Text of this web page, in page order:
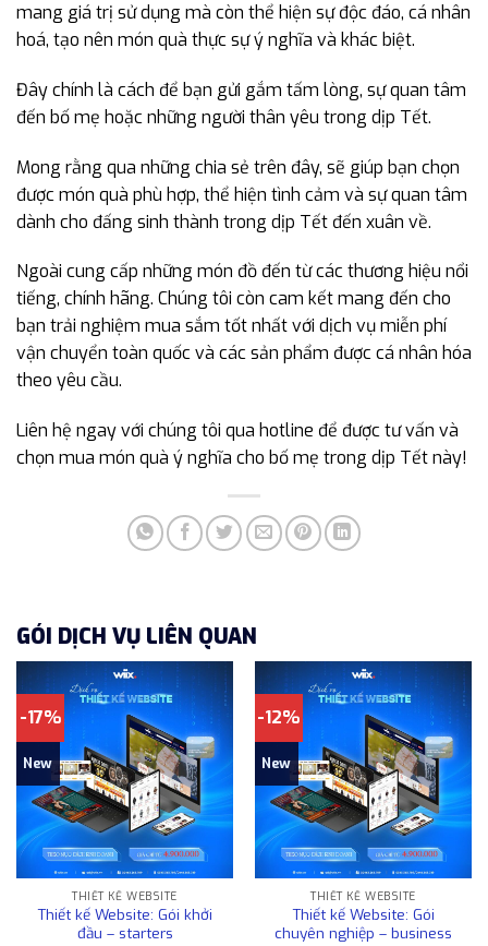
mang giá trị sử dụng mà còn thể hiện sự độc đáo, cá nhân
hoá, tạo nên món quà thực sự ý nghĩa và khác biệt.
Đây chính là cách để bạn gửi gắm tấm lòng, sự quan tâm
đến bố mẹ hoặc những người thân yêu trong dịp Tết.
Mong rằng qua những chia sẻ trên đây, sẽ giúp bạn chọn
được món quà phù hợp, thể hiện tình cảm và sự quan tâm
dành cho đấng sinh thành trong dịp Tết đến xuân về.
Ngoài cung cấp những món đồ đến từ các thương hiệu nổi
tiếng, chính hãng. Chúng tôi còn cam kết mang đến cho
bạn trải nghiệm mua sắm tốt nhất với dịch vụ miễn phí
vận chuyển toàn quốc và các sản phẩm được cá nhân hóa
theo yêu cầu.
Liên hệ ngay với chúng tôi qua hotline để được tư vấn và
chọn mua món quà ý nghĩa cho bố mẹ trong dịp Tết này!
GÓI DỊCH VỤ LIÊN QUAN
-17%
New
THIẾT KẾ WEBSITE
Thiết kế Website: Gói khởi
đầu – starters
-12%
New
THIẾT KẾ WEBSITE
Thiết kế Website: Gói
chuyên nghiệp – business